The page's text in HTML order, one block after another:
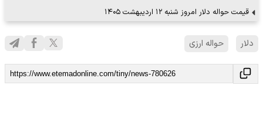
قیمت حواله دلار امروز شنبه ۱۲ اردیبهشت ۱۴۰۵
دلار حواله ارزی